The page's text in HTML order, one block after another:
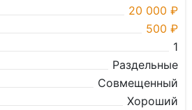
20 000 ₽
500 ₽
1
Раздельные
Совмещенный
Хороший